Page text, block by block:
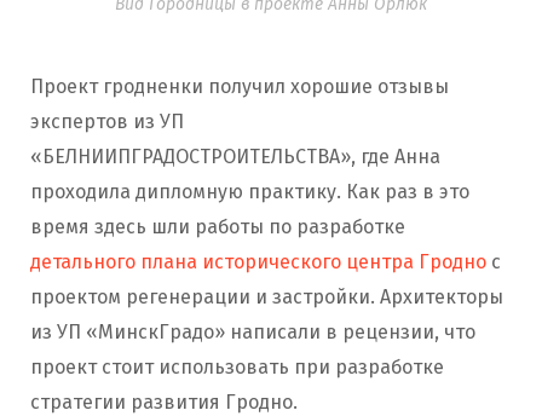
Вид Городницы в проекте Анны Орлюк
Проект гродненки получил хорошие отзывы
экспертов из УП
«БЕЛНИИПГРАДОСТРОИТЕЛЬСТВА», где Анна
проходила дипломную практику. Как раз в это
время здесь шли работы по разработке
детального плана исторического центра Гродно с
проектом регенерации и застройки. Архитекторы
из УП «МинскГрадо» написали в рецензии, что
проект стоит использовать при разработке
стратегии развития Гродно.